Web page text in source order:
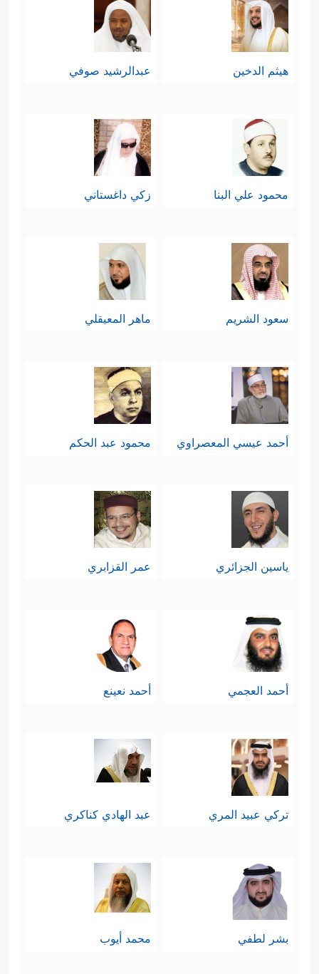
هيثم الدخين عبدالرشيد صوفي
محمود علي البنا زكي داغستاني
سعود الشريم ماهر المعيقلي
أحمد عيسي المعصراوي محمود عبد الحكم
ياسين الجزائري عمر القزابري
أحمد العجمي أحمد نعينع
تركي عبيد المري عبد الهادي كناكري
بشر لطفي محمد أيوب